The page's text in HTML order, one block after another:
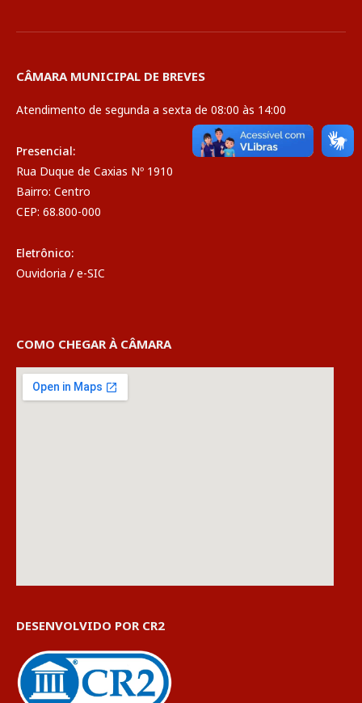
CÂMARA MUNICIPAL DE BREVES
Atendimento de segunda a sexta de 08:00 às 14:00
Presencial:
Rua Duque de Caxias Nº 1910
Bairro: Centro
CEP: 68.800-000
Eletrônico:
Ouvidoria / e-SIC
COMO CHEGAR À CÂMARA
DESENVOLVIDO POR CR2